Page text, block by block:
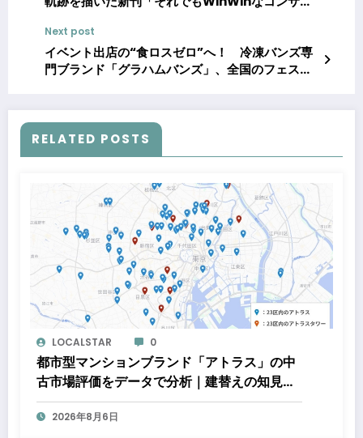
Next post
イベント出店の“食ロスゼロ”へ！ 冷凍バンズ専
門ブランド「グラハムバンズ」、全国のフェス・
RELATED POSTS
LOCALSTAR 0
都市型マンションブランド「アトラス」の中
古市場評価をデータで分析｜建替えの知見、
都心好立地、開発思想が支えるブランド価値
2026年8月6日